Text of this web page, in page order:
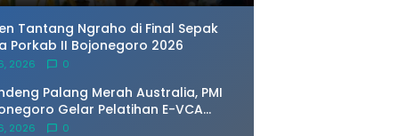
Tantang Ngraho di Final Sepak
Porkab II Bojonegoro 2026
2026 0
Palang Merah Australia, PMI
Gelar Pelatihan E-VCA
Petakan Risiko Banjir Bengawan
2026 0